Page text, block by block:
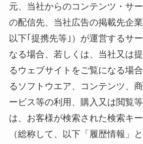
元、当社からのコンテンツ・サ
の配信先、当社広告の掲載先企業
以下｢提携先等｣）が運営するサ
なる場合、若しくは、当社又は
るウェブサイトをご覧になる場
るソフトウエア、コンテンツ、
ービス等の利用、購入又は閲覧
は、お客様が検索された検索キ
（総称して、以下「履歴情報」